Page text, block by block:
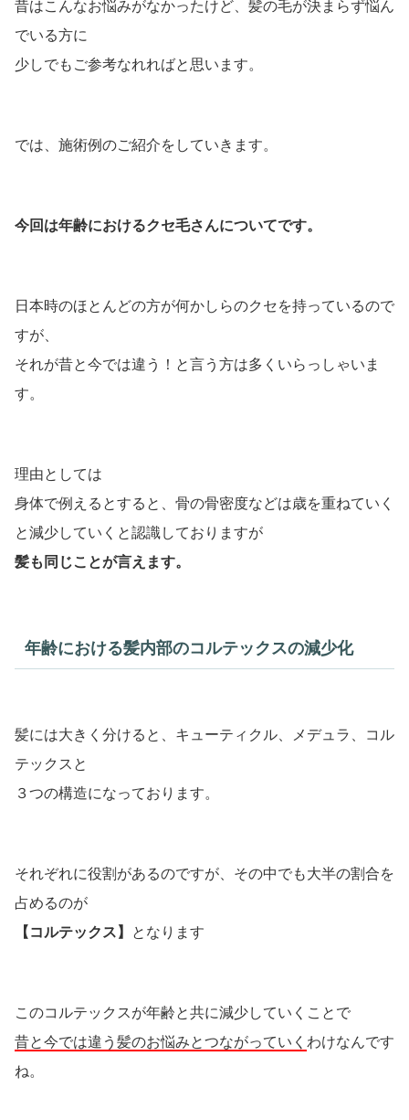
昔はこんなお悩みがなかったけど、髪の毛が決まらず悩ん
でいる方に
少しでもご参考なれればと思います。
では、施術例のご紹介をしていきます。
今回は年齢におけるクセ毛さんについてです。
日本時のほとんどの方が何かしらのクセを持っているので
すが、
それが昔と今では違う！と言う方は多くいらっしゃいま
す。
理由としては
身体で例えるとすると、骨の骨密度などは歳を重ねていく
と減少していくと認識しておりますが
髪も同じことが言えます。
年齢における髪内部のコルテックスの減少化
髪には大きく分けると、キューティクル、メデュラ、コル
テックスと
３つの構造になっております。
それぞれに役割があるのですが、その中でも大半の割合を
占めるのが
【コルテックス】
となります
このコルテックスが年齢と共に減少していくことで
昔と今では違う髪のお悩みとつながっていく わけなんです
ね。